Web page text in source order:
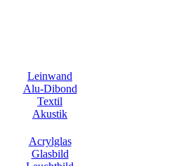
Leinwand
Alu-Dibond
Textil
Akustik
Acrylglas
Glasbild